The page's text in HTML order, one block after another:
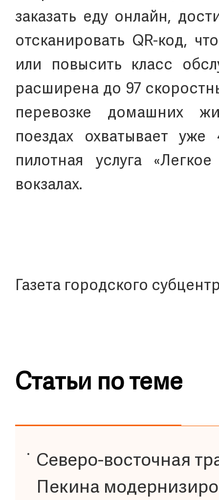
заказать еду онлайн,
отсканировать QR-код,
или повысить класс
расширена до 97
перевозке домашних
поездах охватывает
пилотная услуга
вокзалах.
Газета городского
Статьи по теме
Северо-восточная
Пекина